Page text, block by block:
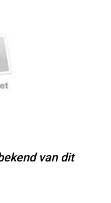
van dit